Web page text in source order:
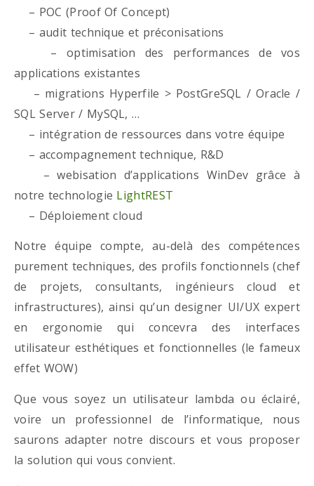
– POC (Proof Of Concept)
– audit technique et préconisations
– optimisation des performances de vos
applications existantes
– migrations Hyperfile > PostGreSQL / Oracle /
SQL Server / MySQL, …
– intégration de ressources dans votre équipe
– accompagnement technique, R&D
– webisation d’applications WinDev grâce à
notre technologie LightREST
– Déploiement cloud
Notre équipe compte, au-delà des compétences
purement techniques, des profils fonctionnels (chef
de projets, consultants, ingénieurs cloud et
infrastructures), ainsi qu’un designer UI/UX expert
en ergonomie qui concevra des interfaces
utilisateur esthétiques et fonctionnelles (le fameux
effet WOW)
Que vous soyez un utilisateur lambda ou éclairé,
voire un professionnel de l’informatique, nous
saurons adapter notre discours et vous proposer
la solution qui vous convient.